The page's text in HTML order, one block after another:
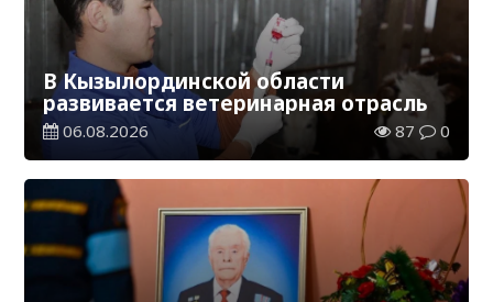
В Кызылординской области
развивается ветеринарная отрасль
06.08.2026 87 0